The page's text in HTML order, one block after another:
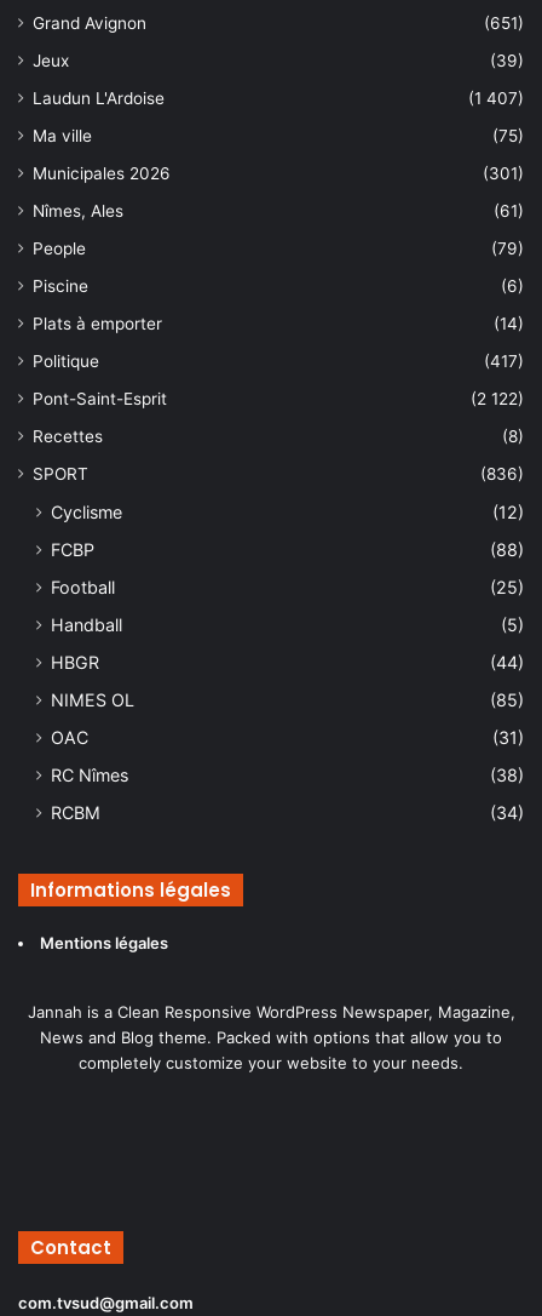
Grand Avignon
(651)
Jeux
(39)
Laudun L'Ardoise
(1 407)
Ma ville
(75)
Municipales 2026
(301)
Nîmes, Ales
(61)
People
(79)
Piscine
(6)
Plats à emporter
(14)
Politique
(417)
Pont-Saint-Esprit
(2 122)
Recettes
(8)
SPORT
(836)
Cyclisme
(12)
FCBP
(88)
Football
(25)
Handball
(5)
HBGR
(44)
NIMES OL
(85)
OAC
(31)
RC Nîmes
(38)
RCBM
(34)
Informations légales
Mentions légales
Jannah is a Clean Responsive WordPress Newspaper, Magazine,
News and Blog theme. Packed with options that allow you to
completely customize your website to your needs.
Contact
com.tvsud@gmail.com